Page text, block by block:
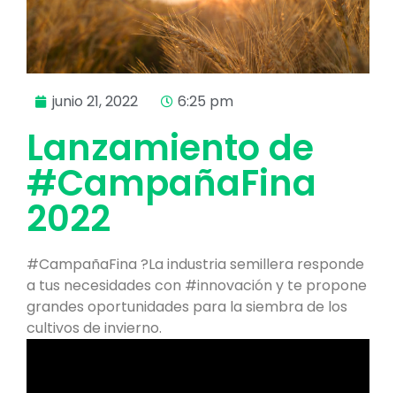
junio 21, 2022 6:25 pm
Lanzamiento de
#CampañaFina
2022
#CampañaFina ?La industria semillera responde
a tus necesidades con #innovación y te propone
grandes oportunidades para la siembra de los
cultivos de invierno.